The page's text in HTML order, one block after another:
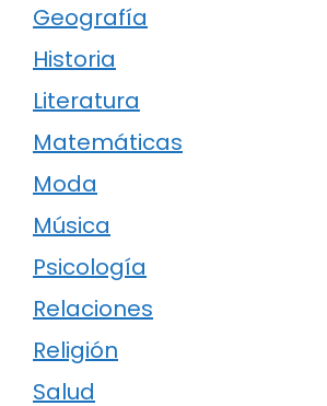
Geografía
Historia
Literatura
Matemáticas
Moda
Música
Psicología
Relaciones
Religión
Salud